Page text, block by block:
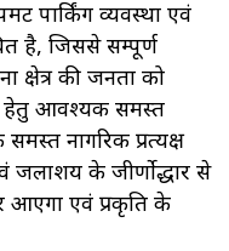
पार्किंग व्यवस्था एवं
है, जिससे सम्पूर्ण
क्षेत्र की जनता को
हेतु आवश्यक समस्त
नागरिक प्रत्यक्ष
जलाशय के जीर्णोद्धार से
आएगा एवं प्रकृति के